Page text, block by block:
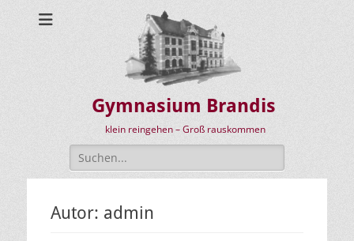
Gymnasium Brandis
klein reingehen – Groß rauskommen
Suchen
nach:
Autor: admin